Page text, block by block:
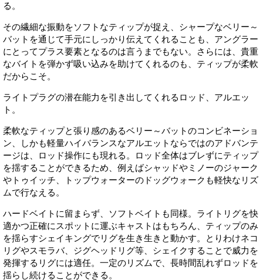
る。
その繊細な振動をソフトなティップが捉え、シャープなベリー～
バットを通じて手元にしっかり伝えてくれることも、アングラー
にとってプラス要素となるのは言うまでもない。さらには、貴重
なバイトを弾かず吸い込みを助けてくれるのも、ティップが柔軟
だからこそ。
ライトプラグの潜在能力を引き出してくれるロッド、アルエッ
ト。
柔軟なティップと張り感のあるベリー～バットのコンビネーショ
ン、しかも軽量ハイバランスなアルエットならではのアドバンテ
ージは、ロッド操作にも現れる。ロッド全体はブレずにティップ
を揺することができるため、例えばシャッドやミノーのジャーク
やトゥイッチ、トップウォーターのドッグウォークも軽快なリズ
ムで行なえる。
ハードベイトに留まらず、ソフトベイトも同様。ライトリグを快
適かつ正確にスポットに運ぶキャストはもちろん、ティップのみ
を揺らすシェイキングでリグを生き生きと動かす。とりわけネコ
リグやスモラバ、ジグヘッドリグ等、シェイクすることで威力を
発揮するリグには適任。一定のリズムで、長時間乱れずロッドを
揺らし続けることができる。